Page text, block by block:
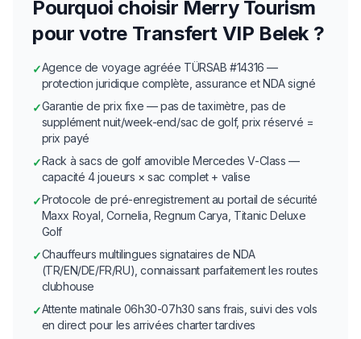
Pourquoi choisir Merry Tourism
pour votre Transfert VIP Belek ?
✓Agence de voyage agréée TÜRSAB #14316 —
protection juridique complète, assurance et NDA signé
✓Garantie de prix fixe — pas de taximètre, pas de
supplément nuit/week-end/sac de golf, prix réservé =
prix payé
✓Rack à sacs de golf amovible Mercedes V-Class —
capacité 4 joueurs × sac complet + valise
✓Protocole de pré-enregistrement au portail de sécurité
Maxx Royal, Cornelia, Regnum Carya, Titanic Deluxe
Golf
✓Chauffeurs multilingues signataires de NDA
(TR/EN/DE/FR/RU), connaissant parfaitement les routes
clubhouse
✓Attente matinale 06h30-07h30 sans frais, suivi des vols
en direct pour les arrivées charter tardives